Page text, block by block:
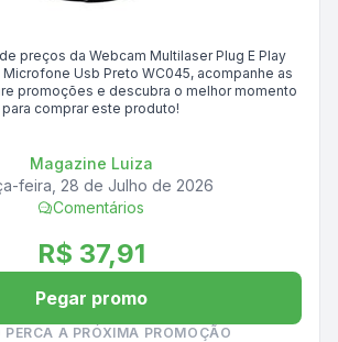
preços da Webcam Multilaser Plug E Play
Usb Preto WC045, acompanhe as
promoções e descubra o melhor momento
para comprar este produto!
Magazine Luiza
feira, 28 de Julho de 2026
Comentários
R$ 37,91
Pegar promo
PERCA A PRÓXIMA PROMOÇÃO